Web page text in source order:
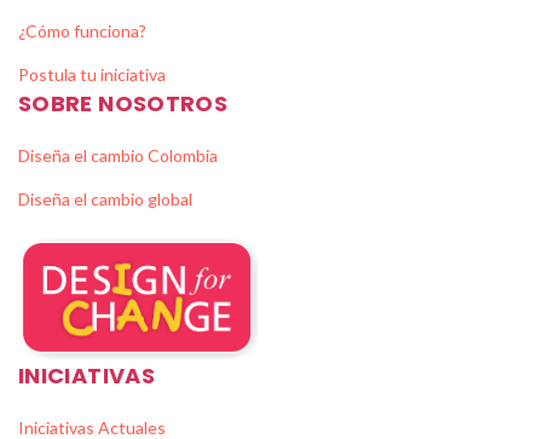
¿Cómo funciona?
Postula tu iniciativa
SOBRE NOSOTROS
Diseña el cambio Colombia
Diseña el cambio global
INICIATIVAS
Iniciativas Actuales